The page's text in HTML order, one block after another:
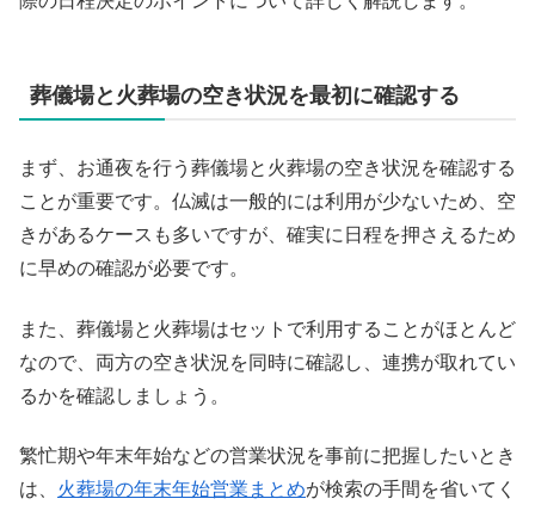
葬儀場と火葬場の空き状況を最初に確認する
まず、お通夜を行う葬儀場と火葬場の空き状況を確認する
ことが重要です。仏滅は一般的には利用が少ないため、空
きがあるケースも多いですが、確実に日程を押さえるため
に早めの確認が必要です。
また、葬儀場と火葬場はセットで利用することがほとんど
なので、両方の空き状況を同時に確認し、連携が取れてい
るかを確認しましょう。
繁忙期や年末年始などの営業状況を事前に把握したいとき
は、 火葬場の年末年始営業まとめが検索の手間を省いてく